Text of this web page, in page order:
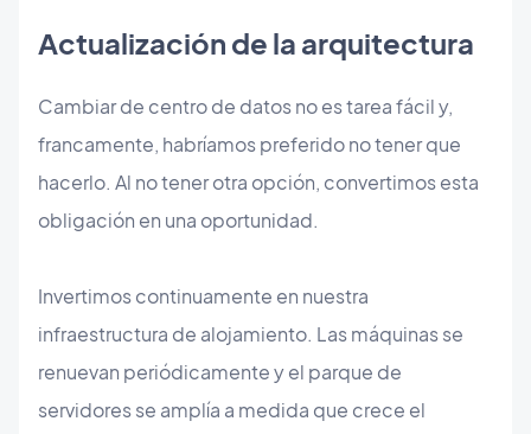
Actualización de la arquitectura
Cambiar de centro de datos no es tarea fácil y,
francamente, habríamos preferido no tener que
hacerlo. Al no tener otra opción, convertimos esta
obligación en una oportunidad.
Invertimos continuamente en nuestra
infraestructura de alojamiento. Las máquinas se
renuevan periódicamente y el parque de
servidores se amplía a medida que crece el